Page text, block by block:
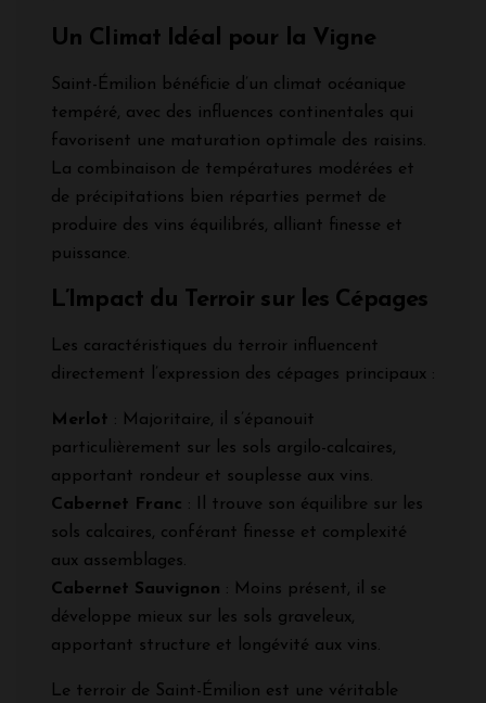
Un Climat Idéal pour la Vigne
Saint-Émilion bénéficie d’un climat océanique
tempéré, avec des influences continentales qui
favorisent une maturation optimale des raisins.
La combinaison de températures modérées et
de précipitations bien réparties permet de
produire des vins équilibrés, alliant finesse et
puissance.
L’Impact du Terroir sur les Cépages
Les caractéristiques du terroir influencent
directement l’expression des cépages principaux :
Merlot : Majoritaire, il s’épanouit
particulièrement sur les sols argilo-calcaires,
apportant rondeur et souplesse aux vins.
Cabernet Franc : Il trouve son équilibre sur les
sols calcaires, conférant finesse et complexité
aux assemblages.
Cabernet Sauvignon : Moins présent, il se
développe mieux sur les sols graveleux,
apportant structure et longévité aux vins.
Le terroir de Saint-Émilion est une véritable